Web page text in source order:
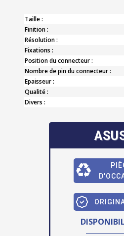
Taille :
Finition :
Résolution :
Fixations :
Position du connecteur :
Nombre de pin du connecteur :
Epaisseur :
Qualité :
Divers :